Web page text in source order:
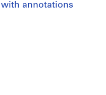
annotations